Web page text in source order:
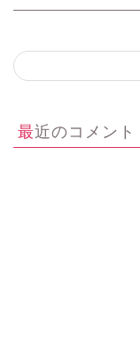
最近のコメント